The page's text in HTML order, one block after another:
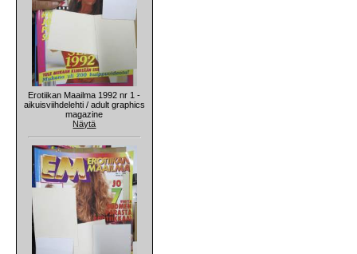
Erotiikan Maailma 1992 nr 1 -
aikuisviihdelehti / adult graphics
magazine
Näytä